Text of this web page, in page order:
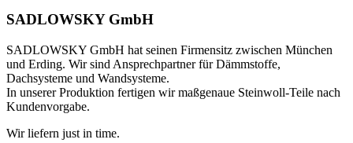
SADLOWSKY GmbH
SADLOWSKY GmbH hat seinen Firmensitz zwischen München
und Erding. Wir sind Ansprechpartner für Dämmstoffe,
Dachsysteme und Wandsysteme.
In unserer Produktion fertigen wir maßgenaue Steinwoll-Teile nach
Kundenvorgabe.
Wir liefern just in time.